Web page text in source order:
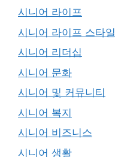
시니어 라이프
시니어 라이프 스타일
시니어 리더십
시니어 문화
시니어 및 커뮤니티
시니어 복지
시니어 비즈니스
시니어 생활